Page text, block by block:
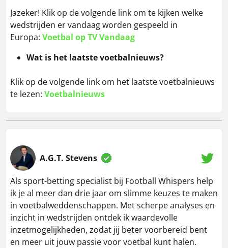
Jazeker! Klik op de volgende link om te kijken welke
wedstrijden er vandaag worden gespeeld in
Europa: Voetbal op TV Vandaag
Wat is het laatste voetbalnieuws?
Klik op de volgende link om het laatste voetbalnieuws
te lezen: Voetbalnieuws
A.G.T. Stevens
Als sport-betting specialist bij Football Whispers help
ik je al meer dan drie jaar om slimme keuzes te maken
in voetbalweddenschappen. Met scherpe analyses en
inzicht in wedstrijden ontdek ik waardevolle
inzetmogelijkheden, zodat jij beter voorbereid bent
en meer uit jouw passie voor voetbal kunt halen.